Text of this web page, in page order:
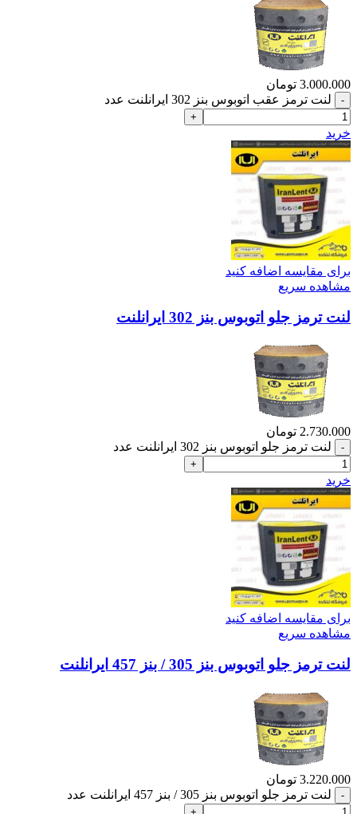
3.000.000 تومان
لنت ترمز عقب اتوبوس بنز 302 ایرانلنت عدد
خرید
برای مقایسه اضافه کنید
مشاهده سریع
لنت ترمز جلو اتوبوس بنز 302 ایرانلنت
2.730.000 تومان
لنت ترمز جلو اتوبوس بنز 302 ایرانلنت عدد
خرید
برای مقایسه اضافه کنید
مشاهده سریع
لنت ترمز جلو اتوبوس بنز 305 / بنز 457 ایرانلنت
3.220.000 تومان
لنت ترمز جلو اتوبوس بنز 305 / بنز 457 ایرانلنت عدد